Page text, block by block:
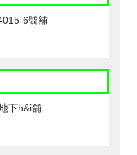
6號舖
下h&i舗